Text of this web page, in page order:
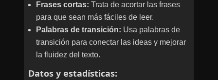
Frases cortas: Trata de acortar las frases
para que sean más fáciles de leer.
Palabras de transición: Usa palabras de
transición para conectar las ideas y mejorar
la fluidez del texto.
Datos y estadísticas: